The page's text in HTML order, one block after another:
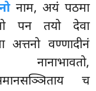
नाम, अयं पठमा
पन तयो देवा
अत्तनो वण्णादीनं
च